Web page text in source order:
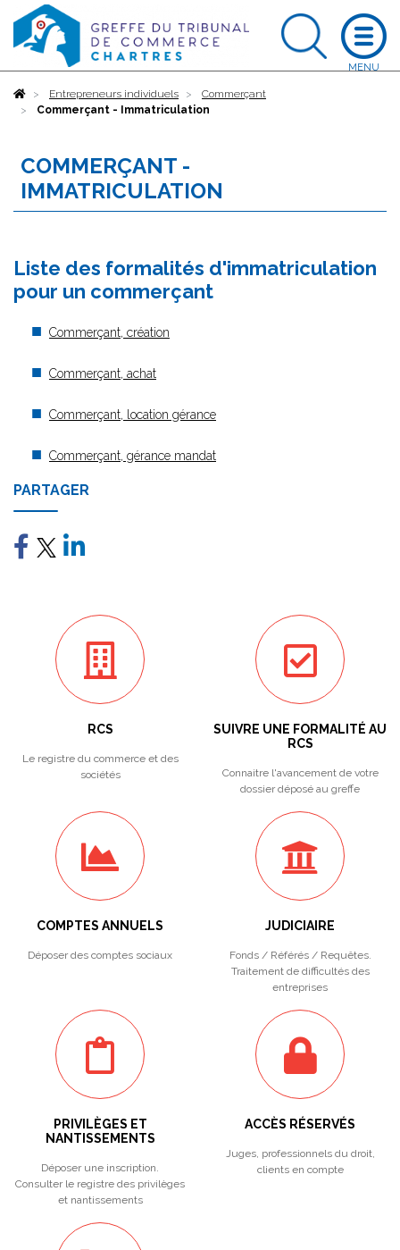
AccueilEntrepreneurs individuels
Commerçant
Commerçant - Immatriculation
COMMERÇANT -
IMMATRICULATION
Liste des formalités d'immatriculation
pour un commerçant
Commerçant, création
Commerçant, achat
Commerçant, location gérance
Commerçant, gérance mandat
PARTAGER
RCS
Le registre du commerce et des
sociétés
SUIVRE UNE FORMALITÉ AU
RCS
Connaitre l'avancement de votre
dossier déposé au greffe
COMPTES ANNUELS
Déposer des comptes sociaux
JUDICIAIRE
Fonds / Référés / Requêtes.
Traitement de difficultés des
entreprises
PRIVILÈGES ET
NANTISSEMENTS
Déposer une inscription.
Consulter le registre des privilèges
et nantissements
ACCÈS RÉSERVÉS
Juges, professionnels du droit,
clients en compte